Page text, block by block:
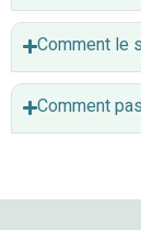
Comment le
Comment